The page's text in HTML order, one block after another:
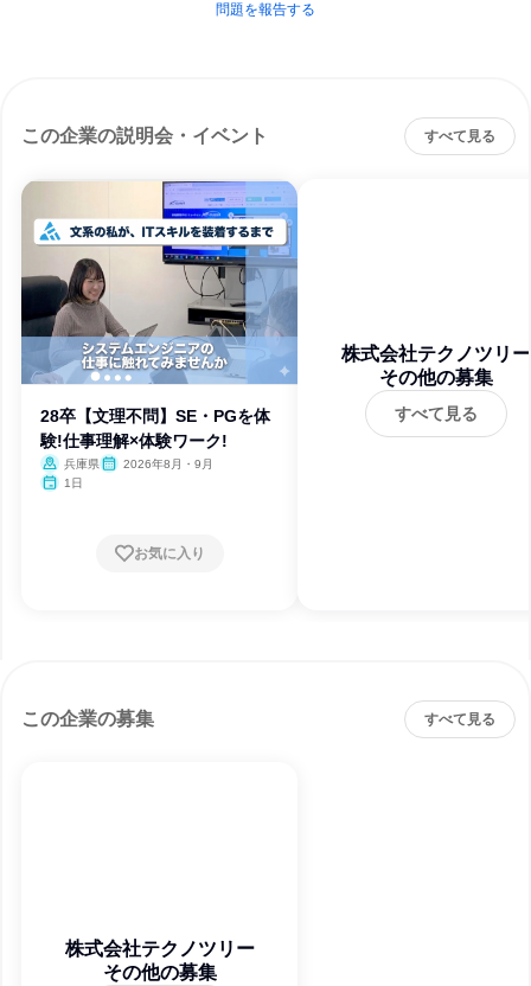
問題を報告する
この企業の説明会・イベント すべて見る
28卒【文理不問】SE・PGを体
験!仕事理解×体験ワーク!
兵庫県
2026年8月・9月
1日
お気に入り
株式会社テクノツリー
その他の募集
すべて見る
この企業の募集 すべて見る
株式会社テクノツリー
その他の募集